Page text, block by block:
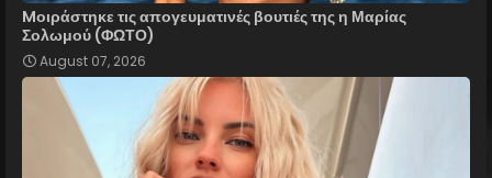
Mοιράστηκε τις απογευματινές βουτιές της η Μαρίας
Σολωμού (ΦΩΤΟ)
August 07, 2026